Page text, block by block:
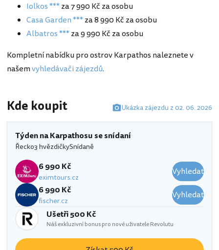
Iolkos ***za 7 990 Kč za osobu
Casa Garden ***za 8 990 Kč za osobu
Albatros ***za 9 990 Kč za osobu
Kompletní nabídku pro ostrov Karpathos naleznete v
našemvyhledávači zájezdů.
Kde koupit Ukázka zájezdu z 02. 06. 2026
Týden na Karpathosu se snídaní
Řecko3 hvězdičkySnídaně
6 990 Kč
eximtours.cz
Vyhledat
6 990 Kč
fischer.cz
Vyhledat
Ušetři 500 Kč
Náš exkluzivní bonus pro nové uživatele Revolutu